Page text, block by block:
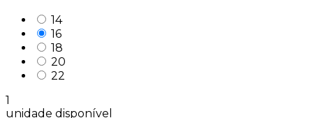
14
16
18
20
22
1
unidade disponível